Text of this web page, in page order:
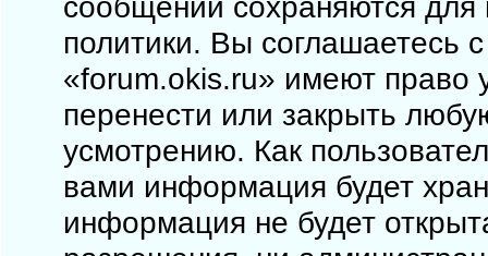
политики. Вы соглашаетесь
«forum.okis.ru» имеют право
перенести или закрыть
усмотрению. Как
вами информация будет
информация не будет